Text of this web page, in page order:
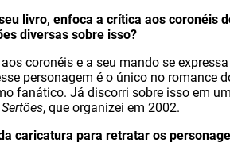
livro, enfoca a crítica aos coronéis
diversas sobre isso?
coronéis e a seu mando se
personagem é o único no romance
fanático. Já discorri sobre isso em
, que organizei em 2002.
caricatura para retratar os